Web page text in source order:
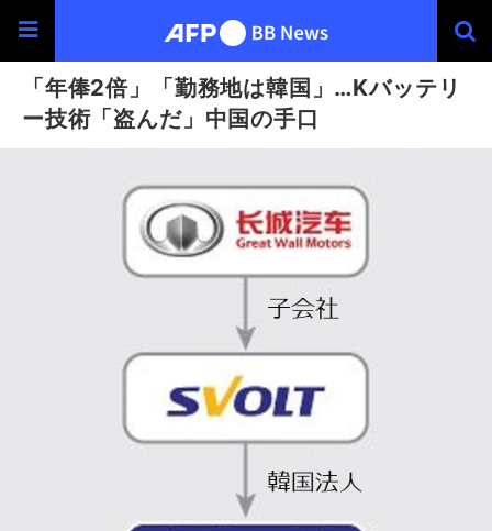
「年俸2倍」「勤務地は韓国」…Kバッテリ
ー技術「盗んだ」中国の手口